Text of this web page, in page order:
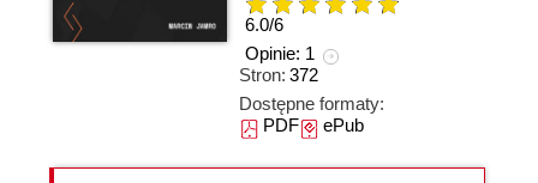
6.0/6
Opinie: 1
Stron: 372
Dostępne formaty:
PDFePub